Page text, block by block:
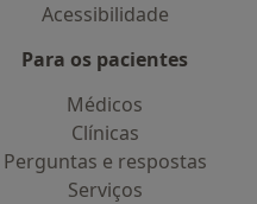
Acessibilidade
Para os pacientes
Médicos
Clínicas
Perguntas e respostas
Serviços